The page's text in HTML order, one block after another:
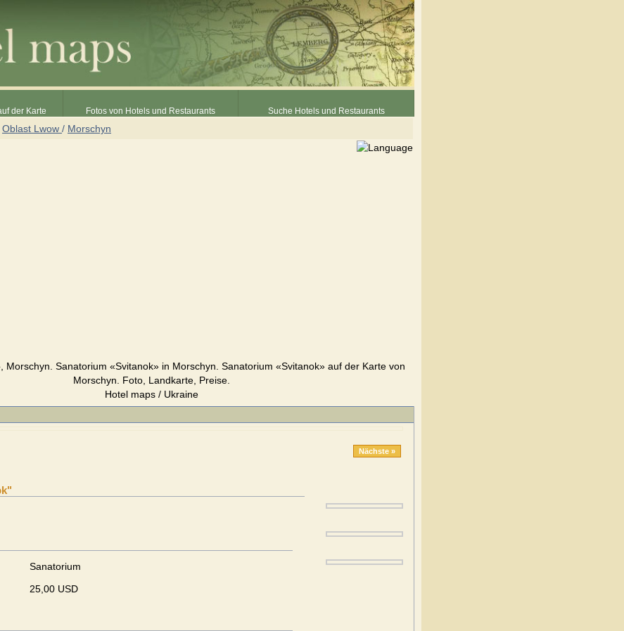
der Karte Fotos von Hotels und Restaurants Suche Hotels und Restaurants
Oblast Lwow / Morschyn
Morschyn. Sanatorium «Svitanok» in Morschyn. Sanatorium «Svitanok» auf der Karte von
Morschyn. Foto, Landkarte, Preise.
Hotel maps / Ukraine
Nächste »
Sanatorium
25,00 USD